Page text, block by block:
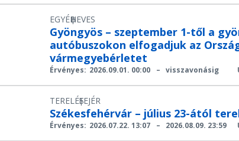
EGYÉB
|
HEVES
Gyöngyös – szeptember 1-től a
autóbuszokon elfogadjuk az
vármegyebérletet
Érvényes: 2026.09.01. 00:00 – visszavonásig
TERELÉS
|
FEJÉR
Székesfehérvár – július 23-ától
Érvényes: 2026.07.22. 13:07 – 2026.08.09. 23:59